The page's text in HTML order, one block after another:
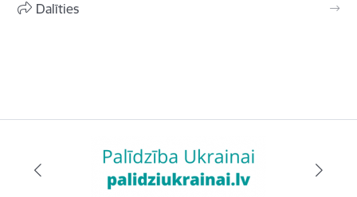
Dalīties